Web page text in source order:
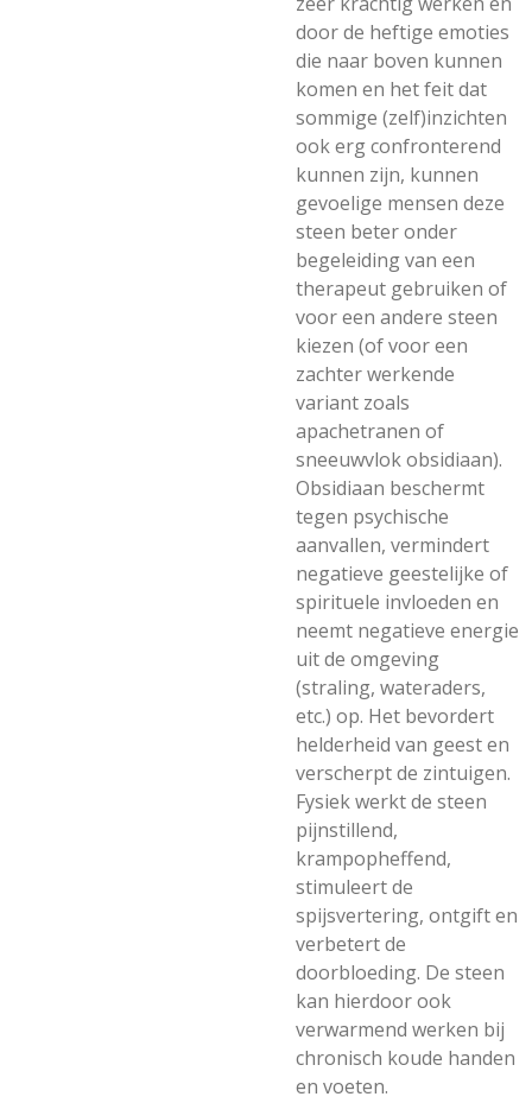
door de heftige emoties
die naar boven kunnen
komen en het feit dat
sommige (zelf)inzichten
ook erg confronterend
kunnen zijn, kunnen
gevoelige mensen deze
steen beter onder
begeleiding van een
therapeut gebruiken of
voor een andere steen
kiezen (of voor een
zachter werkende
variant zoals
apachetranen of
sneeuwvlok obsidiaan).
Obsidiaan beschermt
tegen psychische
aanvallen, vermindert
negatieve geestelijke of
spirituele invloeden en
neemt negatieve energie
uit de omgeving
(straling, wateraders,
etc.) op. Het bevordert
helderheid van geest en
verscherpt de zintuigen.
Fysiek werkt de steen
pijnstillend,
krampopheffend,
stimuleert de
spijsvertering, ontgift en
verbetert de
doorbloeding. De steen
kan hierdoor ook
verwarmend werken bij
chronisch koude handen
en voeten.